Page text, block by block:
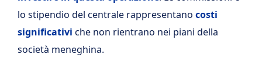
lo stipendio del centrale rappresentano costi
significativi che non rientrano nei piani della
società meneghina.